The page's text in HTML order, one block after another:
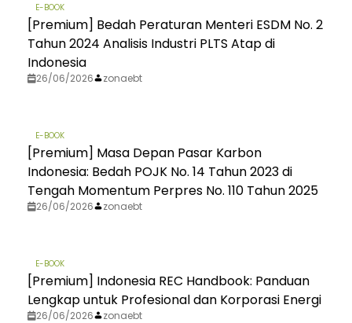
E-BOOK
[Premium] Bedah Peraturan Menteri ESDM No. 2
Tahun 2024 Analisis Industri PLTS Atap di
Indonesia
26/06/2026 zonaebt
E-BOOK
[Premium] Masa Depan Pasar Karbon
Indonesia: Bedah POJK No. 14 Tahun 2023 di
Tengah Momentum Perpres No. 110 Tahun 2025
26/06/2026 zonaebt
E-BOOK
[Premium] Indonesia REC Handbook: Panduan
Lengkap untuk Profesional dan Korporasi Energi
26/06/2026 zonaebt